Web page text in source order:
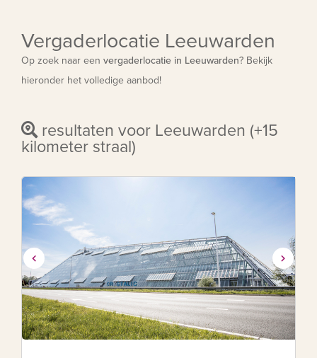
Vergaderlocatie Leeuwarden
Op zoek naar een vergaderlocatie in Leeuwarden? Bekijk
hieronder het volledige aanbod!
resultaten voor Leeuwarden (+15
kilometer straal)